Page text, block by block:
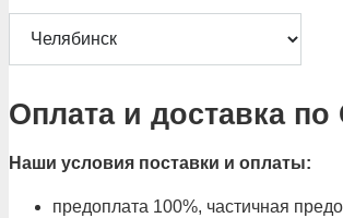
Оплата и доставка
Наши условия поставки и оплаты:
предоплата 100%, частичная